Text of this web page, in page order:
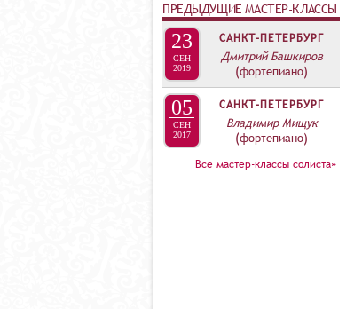
ПРЕДЫДУЩИЕ МАСТЕР-КЛАССЫ
23
СЕН
2019
САНКТ-ПЕТЕРБУРГ
Дмитрий Башкиров
(фортепиано)
05
СЕН
2017
САНКТ-ПЕТЕРБУРГ
Владимир Мищук
(фортепиано)
Все мастер-классы солиста»